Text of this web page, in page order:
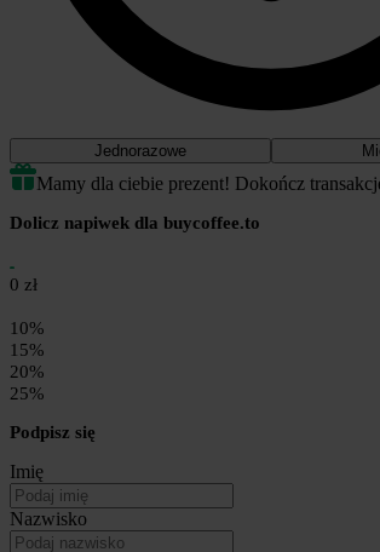
Jednorazowe
Mamy dla ciebie prezent! Dokończ
Dolicz napiwek dla buycoffee.to
0 zł
10%
15%
20%
25%
Podpisz się
Imię
Nazwisko